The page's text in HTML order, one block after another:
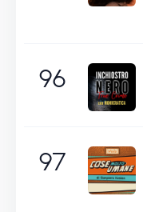
96
97